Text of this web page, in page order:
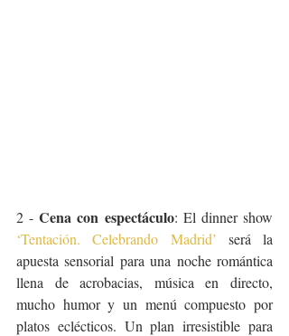
2 - Cena con espectáculo
‘Tentación. Celebrando Madrid’ será la
apuesta sensorial para una noche romántica
llena de acrobacias, música en directo,
mucho humor y un menú compuesto por
platos eclécticos. Un plan irresistible para